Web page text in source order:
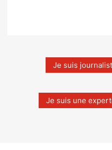
Je suis
Je suis une